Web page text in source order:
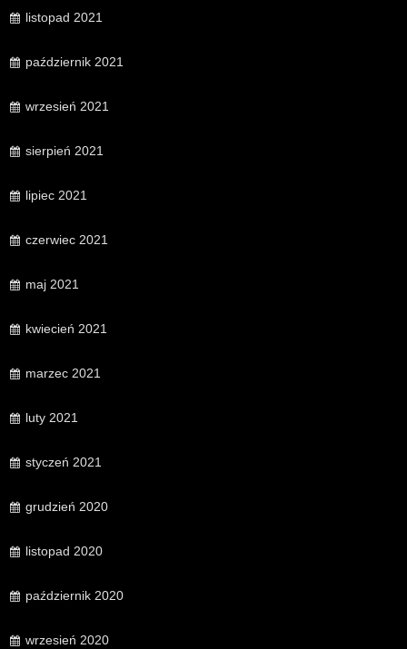
listopad 2021
październik 2021
wrzesień 2021
sierpień 2021
lipiec 2021
czerwiec 2021
maj 2021
kwiecień 2021
marzec 2021
luty 2021
styczeń 2021
grudzień 2020
listopad 2020
październik 2020
wrzesień 2020